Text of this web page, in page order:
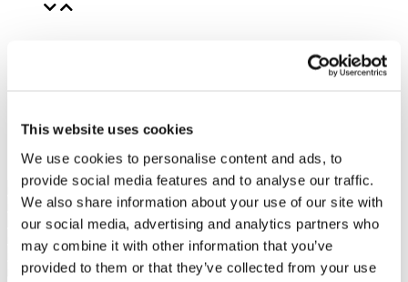
This website uses cookies
We use cookies to personalise content and ads, to
provide social media features and to analyse our traffic.
We also share information about your use of our site with
our social media, advertising and analytics partners who
may combine it with other information that you’ve
provided to them or that they’ve collected from your use